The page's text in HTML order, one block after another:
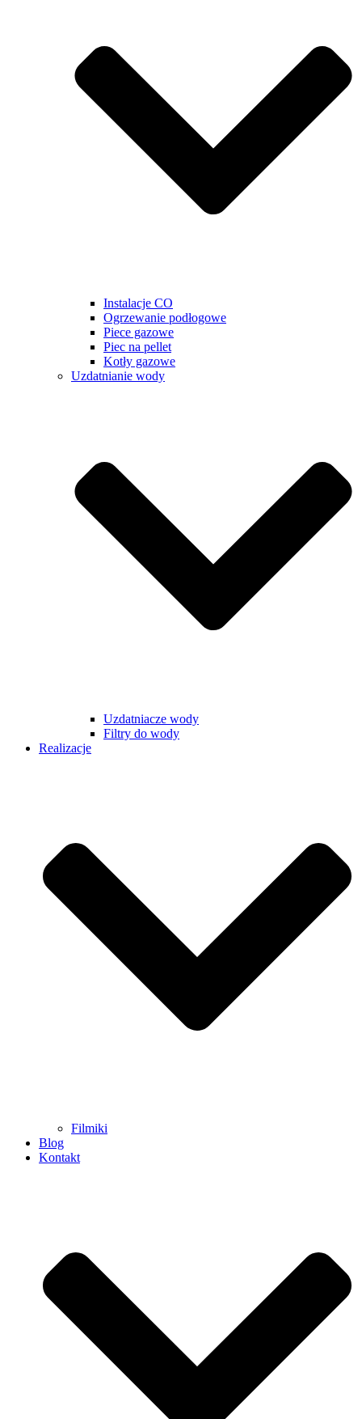
Instalacje CO
Ogrzewanie podłogowe
Piece gazowe
Piec na pellet
Kotły gazowe
Uzdatnianie wody
Uzdatniacze wody
Filtry do wody
Realizacje
Filmiki
Blog
Kontakt